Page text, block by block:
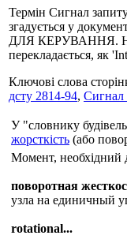
Термін Сигнал запиту
згадується у
ДЛЯ КЕРУВАННЯ. На
перекладається, як
Ключові слова
дсту 2814-94, Сигнал
У "словнику
жорсткість (або
Момент, необхідний
поворотная
узла на единичный
rotational...